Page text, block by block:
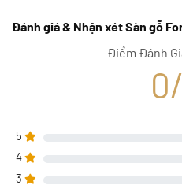
Đánh giá & Nhận xét Sàn gỗ
Điểm Đánh
5
4
3